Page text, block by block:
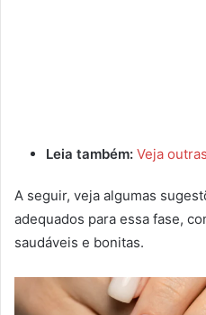
Leia também: Veja
A seguir, veja algumas
adequados para essa fase,
saudáveis e bonitas.